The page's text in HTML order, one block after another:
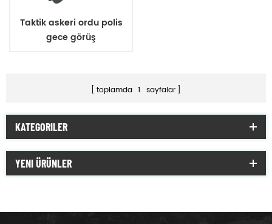
Taktik askeri ordu polis
gece görüş
toplamda 1 sayfalar
KATEGORILER
YENI ÜRÜNLER